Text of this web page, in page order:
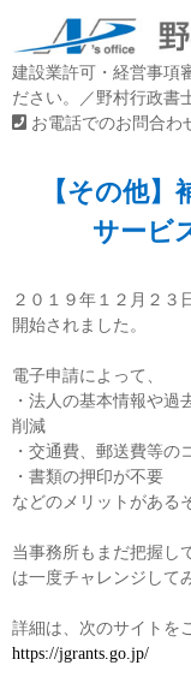
建設業許可・経営事項
ださい。／野村行政書
お電話でのお問合わ
【その他
サービ
２０１９年１２月２３
開始されました。
電子申請によって、
・法人の基本情報や過
削減
・交通費、郵送費等の
・書類の押印が不要
などのメリットがある
当事務所もまだ把握し
は一度チャレンジして
詳細は、次のサイトを
https://jgrants.go.jp/